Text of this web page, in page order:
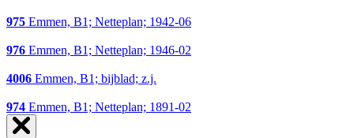
975 Emmen, B1; Netteplan; 1942-06
976 Emmen, B1; Netteplan; 1946-02
4006 Emmen, B1; bijblad; z.j.
974 Emmen, B1; Netteplan; 1891-02